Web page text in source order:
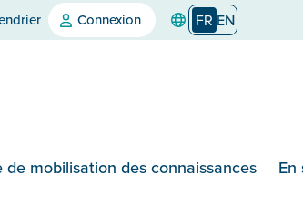
Connexion FR EN
de mobilisation des connaissances En